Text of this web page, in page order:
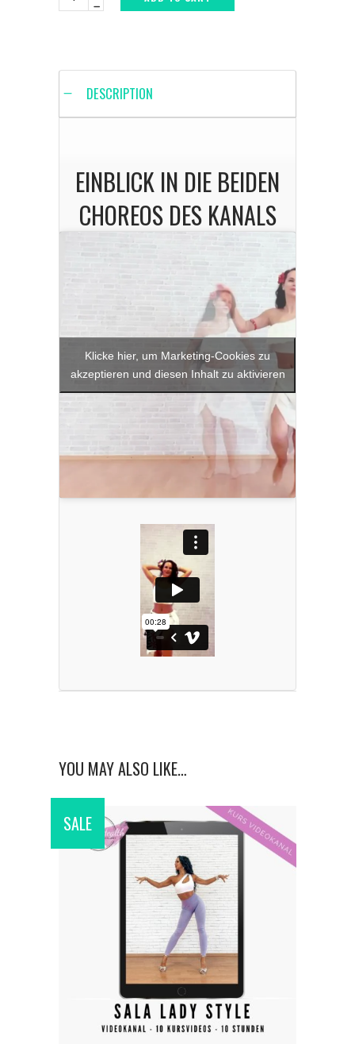
DESCRIPTION
EINBLICK IN DIE BEIDEN
CHOREOS DES KANALS
Klicke hier, um Marketing-Cookies zu
akzeptieren und diesen Inhalt zu aktivieren
YOU MAY ALSO LIKE…
SALE
ADD TO CART